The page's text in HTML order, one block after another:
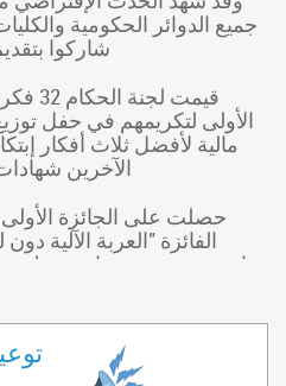
جميع الدوائر الحكومية
شاركوا
قيمت
الأولى لتكريمهم في حفل
مالية لأفضل ثلاث أفكار
الآخرين
حصلت على الجائزة الأولى
الفائزة "العربة الآلية
عائشة نجيب من جامعة بولتون،
محمد شان من مطار